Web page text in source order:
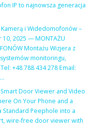
IP to najnowsza generacja
i Widedomofonów –
2025 — MONTAŻU
Montażu Wizjera z
monitoringu,
+48 788 434 278 Email:
Door Viewer and Video
On Your Phone and a
Standard Peephole into a
wire-free door viewer with